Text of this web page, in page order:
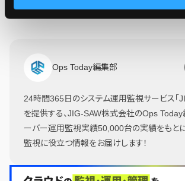
Ops Today編集部
24時間365日のシステム運用監視サービス「
を提供する、JIG-SAW株式会社のOps
ーバー運用監視実績50,000台の実績をもとに
監視に役立つ情報をお届けします！